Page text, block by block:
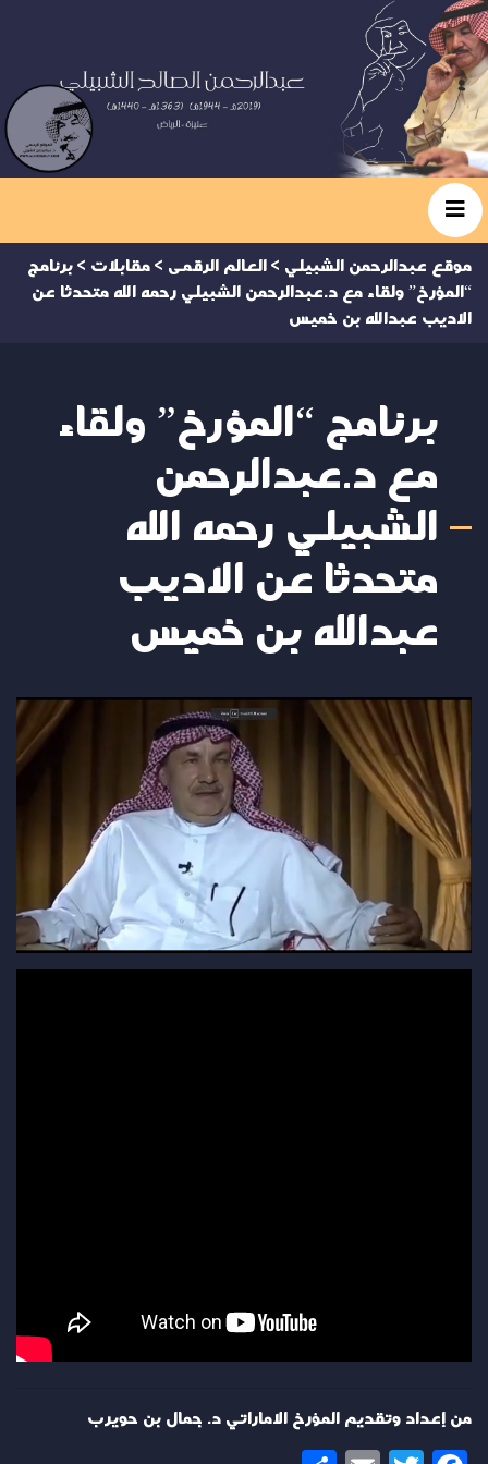
موقع عبدالرحمن الشبيلي > العالم الرقمى > مقابلات > برنامج
“المؤرخ” ولقاء مع د.عبدالرحمن الشبيلي رحمه الله متحدثا عن
الاديب عبدالله بن خميس
برنامج “المؤرخ” ولقاء
مع د.عبدالرحمن
الشبيلي رحمه الله
متحدثا عن الاديب
عبدالله بن خميس
من إعداد وتقديم المؤرخ الاماراتي د. جمال بن حويرب